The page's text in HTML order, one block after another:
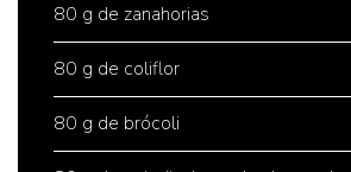
80 g de zanahorias
80 g de coliflor
80 g de brócoli